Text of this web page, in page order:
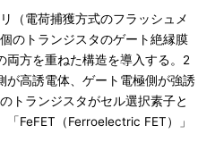
（電荷捕獲方式のフラッシュメ
のトランジスタのゲート絶縁膜
両方を重ねた構造を導入する。2
が高誘電体、ゲート電極側が強誘
トランジスタがセル選択素子と
FeFET（Ferroelectric FET）」